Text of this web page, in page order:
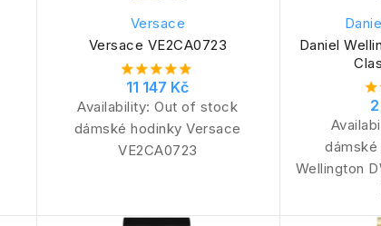
Versace
Versace VE2CA0723
11 147 Kč
Availability:Out of stock
dámské hodinky Versace
VE2CA0723
Daniel
dámské
Wellington